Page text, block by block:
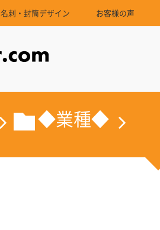
名刺・封筒デザイン お客様の声
◆業種◆